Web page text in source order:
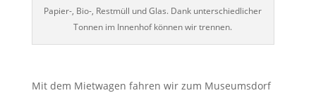
Papier-, Bio-, Restmüll und Glas. Dank unterschiedlicher
Tonnen im Innenhof können wir trennen.
Mit dem Mietwagen fahren wir zum Museumsdorf